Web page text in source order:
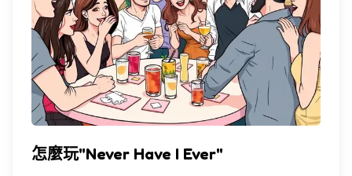
怎麼玩"Never Have I Ever"